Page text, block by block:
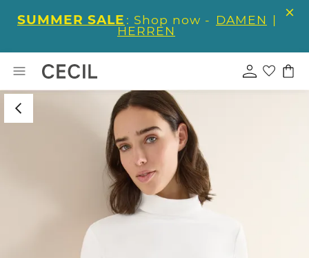
SUMMER SALE : Shop now - DAMEN |
HERREN